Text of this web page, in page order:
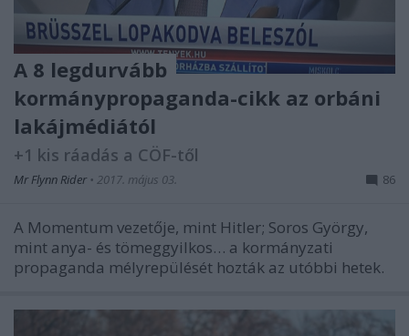
A 8 legdurvább
kormánypropaganda-cikk az orbáni
lakájmédiától
+1 kis ráadás a CÖF-től
Mr Flynn Rider • 2017. május 03. 86
A Momentum vezetője, mint Hitler; Soros György,
mint anya- és tömeggyilkos… a kormányzati
propaganda mélyrepülését hozták az utóbbi hetek.